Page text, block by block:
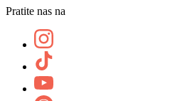
Pratite nas na